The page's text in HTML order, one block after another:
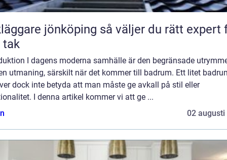
jönköping så väljer du rätt expert för
I dagens moderna samhälle är den begränsade
utmaning, särskilt när det kommer till badrum. Ett litet
dock inte betyda att man måste ge avkall på stil eller
I denna artikel kommer vi att ge ...
02 augusti